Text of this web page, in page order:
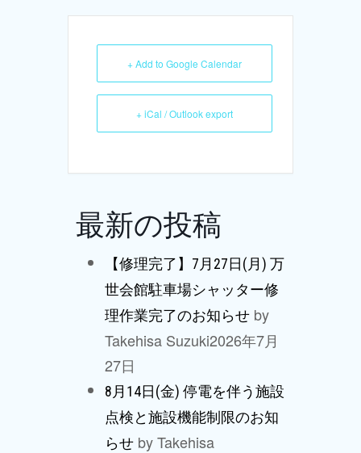
+ Add to Google Calendar
+ iCal / Outlook export
最新の投稿
【修理完了】7月27日(月) 万
世会館駐車場シャッター修
理作業完了のお知らせ by
Takehisa Suzuki2026年7月
27日
8月14日(金) 停電を伴う施設
点検と施設機能制限のお知
らせ by Takehisa